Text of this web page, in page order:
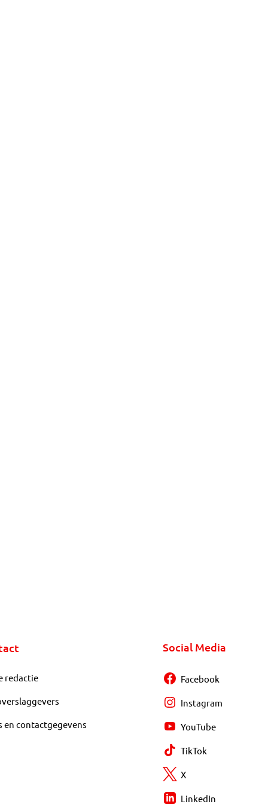
redactie
en contactgegevens
Social Media
Facebook
Instagram
YouTube
TikTok
X
LinkedIn